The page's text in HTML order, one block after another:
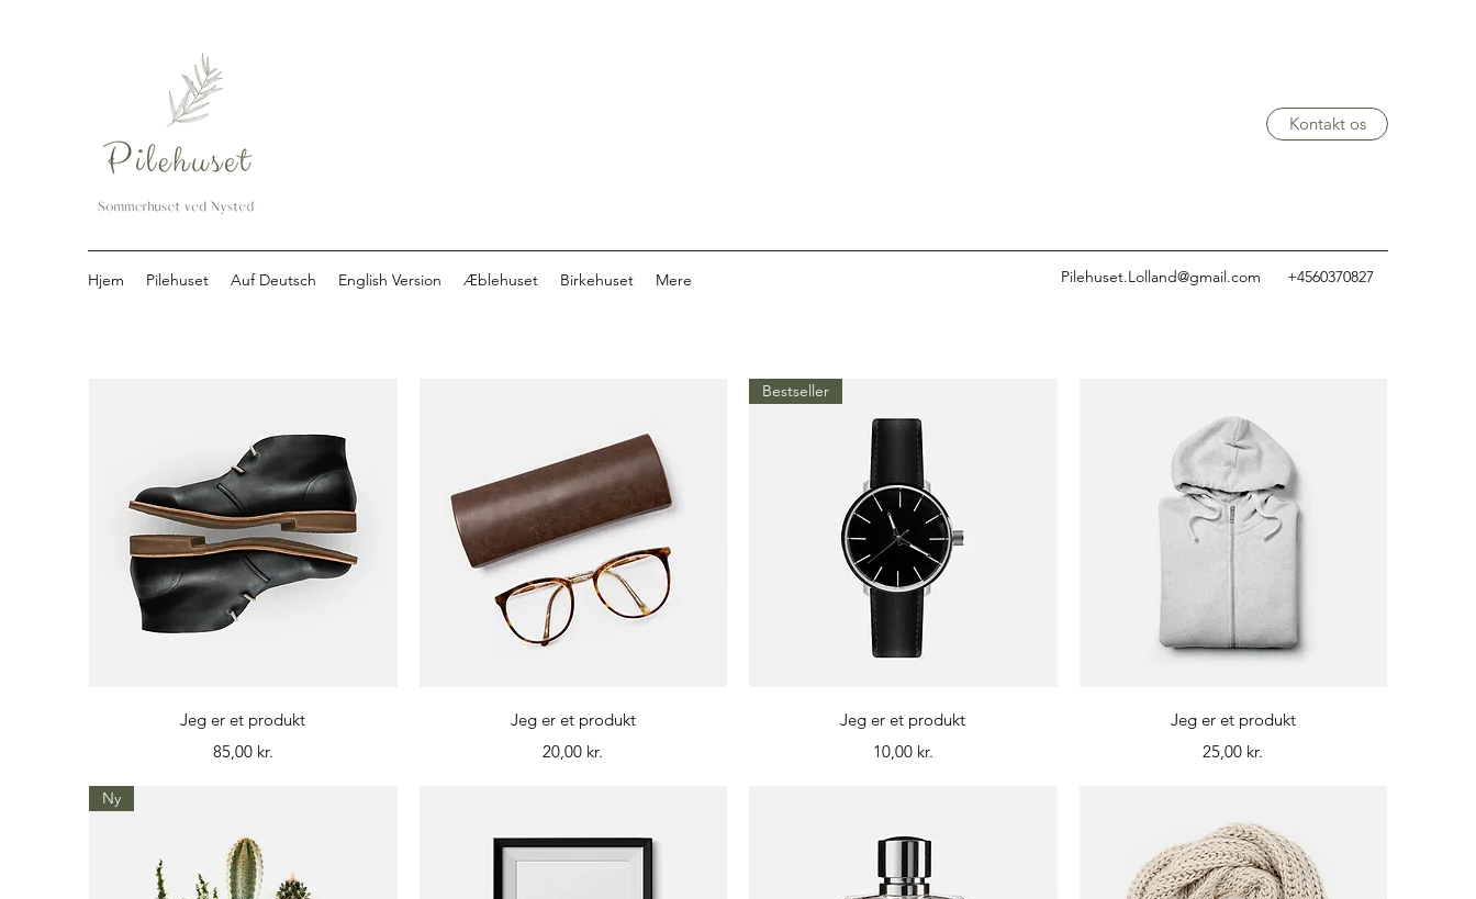
Kontakt os
Hjem Pilehuset Auf Deutsch English Version Æblehuset Birkehuset Mere Pilehuset.Lolland@gmail.com +4560370827
Hurtigvisning
Jeg er et produkt
Pris
85,00 kr.
Hurtigvisning
Jeg er et produkt
Pris
20,00 kr.
Hurtigvisning
Bestseller
Jeg er et produkt
Pris
10,00 kr.
Hurtigvisning
Jeg er et produkt
Pris
25,00 kr.
Ny